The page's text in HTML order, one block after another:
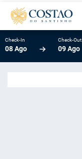
Check-In
08 Ago
Check-Out
09 Ago